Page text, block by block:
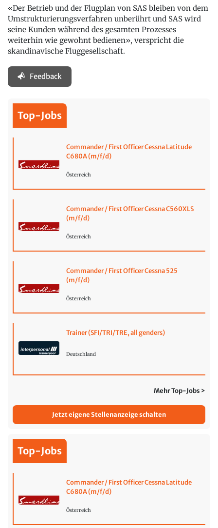
«Der Betrieb und der Flugplan von SAS bleiben von dem
Umstrukturierungsverfahren unberührt und SAS wird
seine Kunden während des gesamten Prozesses
weiterhin wie gewohnt bedienen», verspricht die
skandinavische Fluggesellschaft.
Feedback
Top-Jobs
Commander / First Officer Cessna Latitude
C680A (m/f/d)
Österreich
Commander / First Officer Cessna C560XLS
(m/f/d)
Österreich
Commander / First Officer Cessna 525
(m/f/d)
Österreich
Trainer (SFI/TRI/TRE, all genders)
Deutschland
Mehr Top-Jobs >
Jetzt eigene Stellenanzeige schalten
Top-Jobs
Commander / First Officer Cessna Latitude
C680A (m/f/d)
Österreich